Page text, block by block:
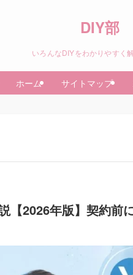
DIY部
いろんなDIYをわかりやすく
ホーム サイトマップ
【2026年版】契約前